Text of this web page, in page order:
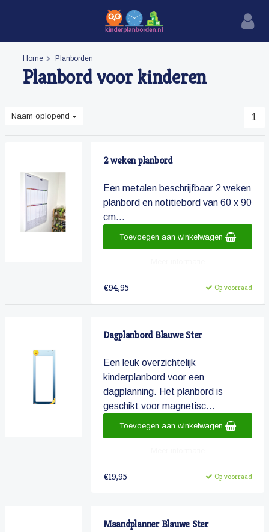
Home Planborden
Planbord voor kinderen
Naam oplopend 1
2 weken planbord
Een metalen beschrijfbaar 2 weken
planbord en notitiebord van 60 x 90
cm...
€94,95 Op voorraad
Toevoegen aan winkelwagen
Dagplanbord Blauwe Ster
Een leuk overzichtelijk
kinderplanbord voor een
dagplanning. Het planbord is
geschikt voor magnetisc...
€19,95 Op voorraad
Toevoegen aan winkelwagen
Maandplanner Blauwe Ster